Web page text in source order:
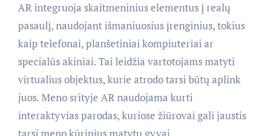
AR integruoja skaitmeninius elementus į realų
pasaulį, naudojant išmaniuosius įrenginius, tokius
kaip telefonai, planšetiniai kompiuteriai ar
specialūs akiniai. Tai leidžia vartotojams matyti
virtualius objektus, kurie atrodo tarsi būtų aplink
juos. Meno srityje AR naudojama kurti
interaktyvias parodas, kuriose žiūrovai gali jaustis